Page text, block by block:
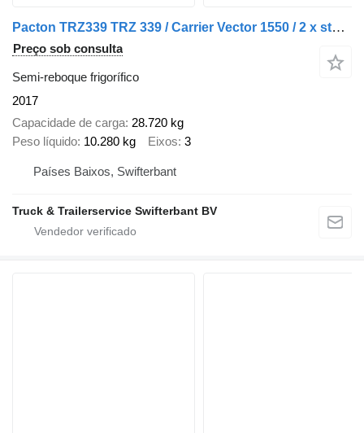
Pacton TRZ339 TRZ 339 / Carrier Vector 1550 / 2 x stuuras / 1 x liftas
Preço sob consulta
Semi-reboque frigorífico
2017
Capacidade de carga 28.720 kg
Peso líquido 10.280 kg Eixos 3
Países Baixos, Swifterbant
Truck & Trailerservice Swifterbant BV